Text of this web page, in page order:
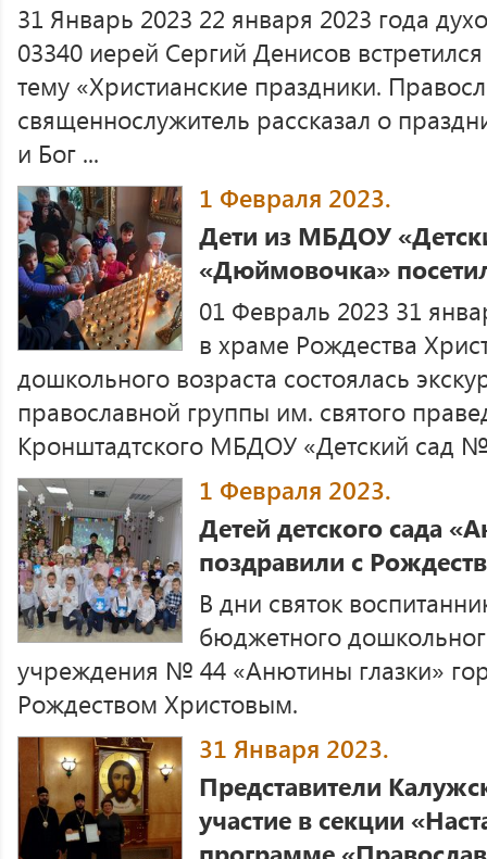
31 Январь 2023 22 января 2023 года
03340 иерей Сергий Денисов
тему «Христианские праздники.
священнослужитель рассказал о
и Бог ...
1 Февраля 2023.
Дети из МБДОУ
«Дюймовочка»
01 Февраль 2023 31
в храме Рождества
дошкольного возраста состоялась
православной группы им. святого
Кронштадтского МБДОУ «Детский сад
1 Февраля 2023.
Детей детского сада
поздравили с
В дни святок
бюджетного
учреждения № 44 «Анютины глазки»
Рождеством Христовым.
31 Января 2023.
Представители
участие в секции